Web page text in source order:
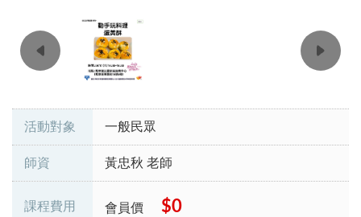
活動對象 一般民眾
師資 黃忠秋 老師
課程費用 會員價 $0